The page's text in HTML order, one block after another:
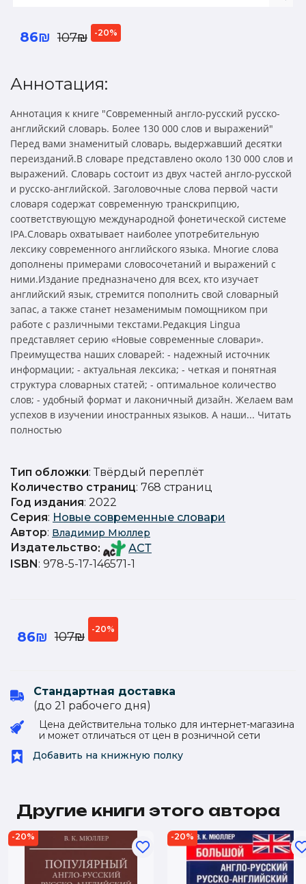
86₪ 107₪ -20%
Аннотация:
Аннотация к книге "Современный англо-русский русско-
английский словарь. Более 130 000 слов и выражений"
Перед вами знаменитый словарь, выдержавший десятки
переизданий.В словаре представлено около 130 000 слов и
выражений. Словарь состоит из двух частей англо-русской
и русско-английской. Заголовочные слова первой части
словаря содержат современную транскрипцию,
соответствующую международной фонетической системе
IPA.Словарь охватывает наиболее употребительную
лексику современного английского языка. Многие слова
дополнены примерами словосочетаний и выражений с
ними.Издание предназначено для всех, кто изучает
английский язык, стремится пополнить свой словарный
запас, а также станет незаменимым помощником при
работе с различными текстами.Редакция Lingua
представляет серию «Новые современные словари».
Преимущества наших словарей: - надежный источник
информации; - актуальная лексика; - четкая и понятная
структура словарных статей; - оптимальное количество
слов; - удобный формат и лаконичный дизайн. Желаем вам
успехов в изучении иностранных языков. А наши... Читать
полностью
Тип обложки: Твёрдый переплёт
Количество страниц: 768 страниц
Год издания: 2022
Серия: Новые современные словари
Автор: Владимир Мюллер
Издательство:
АСТ
ISBN : 978-5-17-146571-1
86₪ 107₪
-20%
Стандартная доставка
(до 21 рабочего дня)
Цена действительна только для интернет-магазина
и может отличаться от цен в розничной сети
Добавить на книжную полку
Другие книги этого автора
-20% -20%